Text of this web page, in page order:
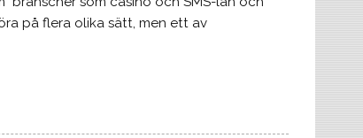
på flera olika sätt, men ett av